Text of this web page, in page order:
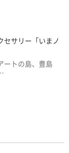
セサリー「いまノ
ートの島、豊島